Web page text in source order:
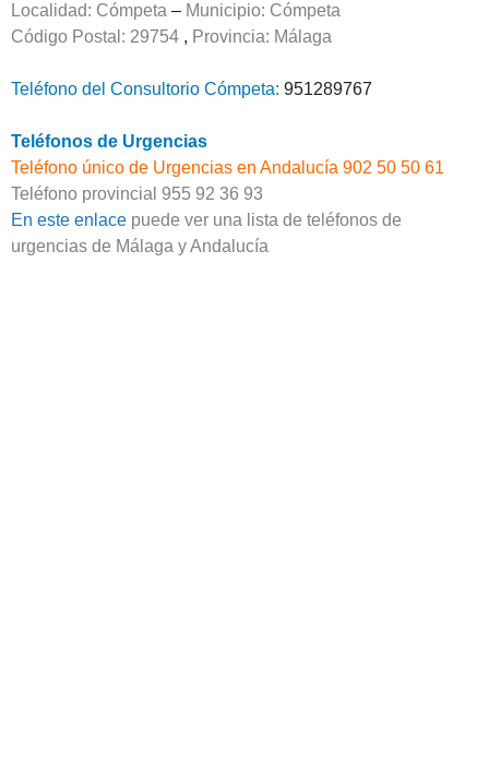
Localidad: Cómpeta – Municipio: Cómpeta
Código Postal: 29754 , Provincia: Málaga
Teléfono del Consultorio Cómpeta: 951289767
Teléfonos de Urgencias
Teléfono único de Urgencias en Andalucía 902 50 50 61
Teléfono provincial 955 92 36 93
En este enlace puede ver una lista de teléfonos de
urgencias de Málaga y Andalucía